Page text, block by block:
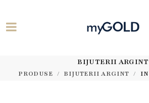
BIJUTERII ARGINT
PRODUSE BIJUTERII ARGINT